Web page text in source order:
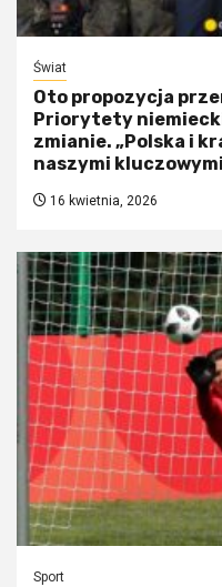
Świat
Oto propozycja
Priorytety
zmianie. „Polska i
naszymi
16 kwietnia, 2026
Sport